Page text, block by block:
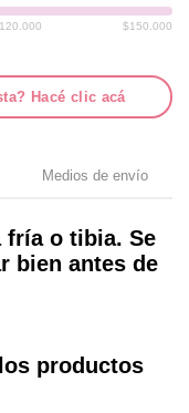
$150.000
Hacé clic acá
Medios de envío
fría o tibia. Se
bien antes de
productos